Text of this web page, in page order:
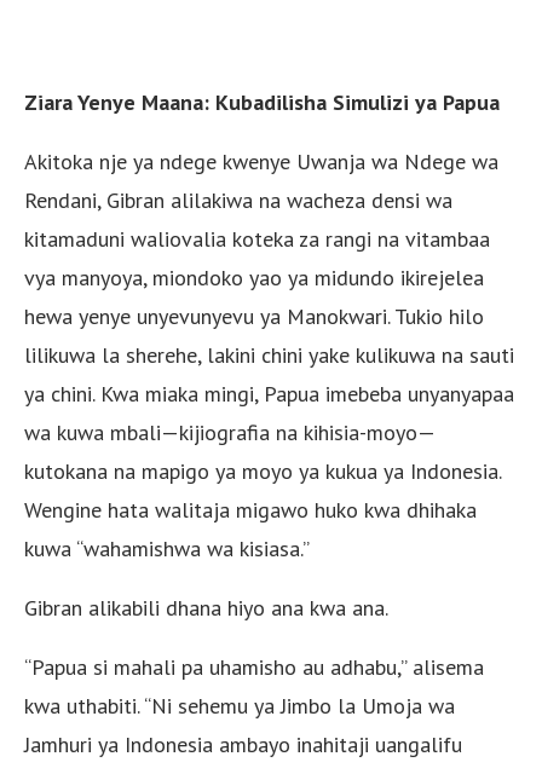
Ziara Yenye Maana: Kubadilisha Simulizi ya Papua
Akitoka nje ya ndege kwenye Uwanja wa Ndege wa
Rendani, Gibran alilakiwa na wacheza densi wa
kitamaduni waliovalia koteka za rangi na vitambaa
vya manyoya, miondoko yao ya midundo ikirejelea
hewa yenye unyevunyevu ya Manokwari. Tukio hilo
lilikuwa la sherehe, lakini chini yake kulikuwa na sauti
ya chini. Kwa miaka mingi, Papua imebeba unyanyapaa
wa kuwa mbali—kijiografia na kihisia-moyo—
kutokana na mapigo ya moyo ya kukua ya Indonesia.
Wengine hata walitaja migawo huko kwa dhihaka
kuwa “wahamishwa wa kisiasa.”
Gibran alikabili dhana hiyo ana kwa ana.
“Papua si mahali pa uhamisho au adhabu,” alisema
kwa uthabiti. “Ni sehemu ya Jimbo la Umoja wa
Jamhuri ya Indonesia ambayo inahitaji uangalifu